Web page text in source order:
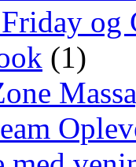
og
(1)